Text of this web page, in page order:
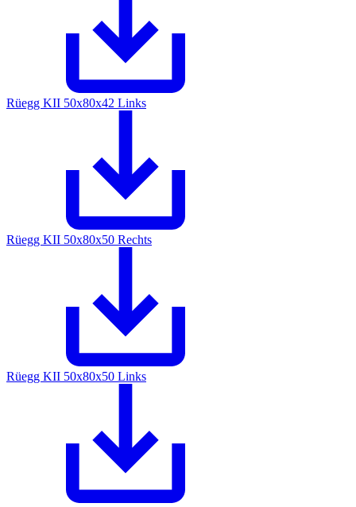
Rüegg KII 50x80x42 Links
Rüegg KII 50x80x50 Rechts
Rüegg KII 50x80x50 Links